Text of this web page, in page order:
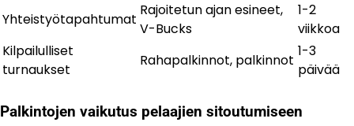
Yhteistyötapahtumat
Rajoitetun ajan esineet,
V-Bucks
1-2
viikkoa
Kilpailulliset
turnaukset
Rahapalkinnot, palkinnot
1-3
päivää
Palkintojen vaikutus pelaajien sitoutumiseen